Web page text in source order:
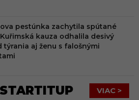
pestúnka zachytila spútané
kauza odhalila desivý
týrania aj ženu s falošnými
VIAC >